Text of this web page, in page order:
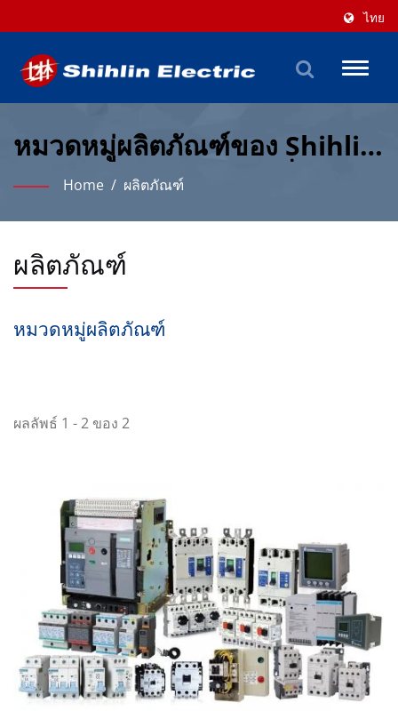
ไทย
Toggle
หมวดหมู่ผลิตภัณฑ์ของ Shihlin
Electric สำหรับแรงดันต่ำ &
Home / ผลิตภัณฑ์
ผลิตภัณฑ์
หมวดหมู่ผลิตภัณฑ์
ผลลัพธ์ 1 - 2 ของ 2